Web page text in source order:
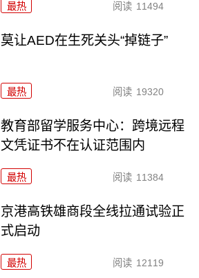
最热 阅读 11494
莫让AED在生死关头“掉链子”
最热 阅读 19320
教育部留学服务中心：跨境远程
文凭证书不在认证范围内
最热 阅读 11384
京港高铁雄商段全线拉通试验正
式启动
最热 阅读 12119